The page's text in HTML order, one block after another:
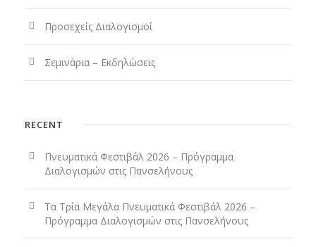
Προσεχείς Διαλογισμοί
Σεμινάρια – Εκδηλώσεις
RECENT
Πνευματικά Φεστιβάλ 2026 – Πρόγραμμα
Διαλογισμών στις Πανσελήνους
Τα Τρία Μεγάλα Πνευματικά Φεστιβάλ 2026 –
Πρόγραμμα Διαλογισμών στις Πανσελήνους